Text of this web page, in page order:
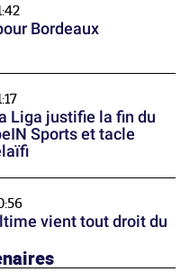
Bordeaux
Liga justifie la fin du
Sports et tacle
vient tout droit du